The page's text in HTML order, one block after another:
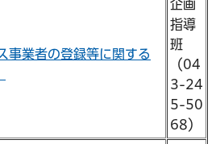
事業者の登録等に関する
企画
指導
班
（04
3-24
5-50
68）